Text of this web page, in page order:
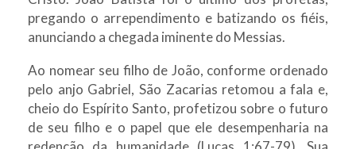
pregando o arrependimento e batizando os fiéis,
anunciando a chegada iminente do Messias.
Ao nomear seu filho de João, conforme ordenado
pelo anjo Gabriel, São Zacarias retomou a fala e,
cheio do Espírito Santo, profetizou sobre o futuro
de seu filho e o papel que ele desempenharia na